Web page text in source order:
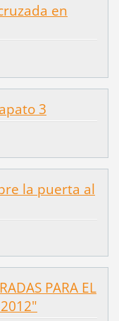
en
3
la puerta al
PARA EL
2012"